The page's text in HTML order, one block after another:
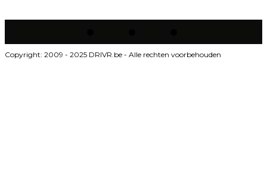
Copyright: 2009 - 2025 DRIVR.be - Alle rechten voorbehouden